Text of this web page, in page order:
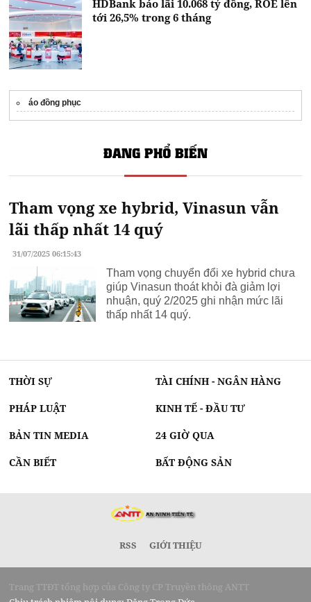
HDBank báo lãi 10.068 tỷ đồng, ROE lên
tới 26,5% trong 6 tháng
áo đồng phục
ĐANG PHỔ BIẾN
Tham vọng xe hybrid, Vinasun vẫn
lãi thấp nhất 14 quý
31/07/2025 06:15:43
Tham vọng chuyển đổi xe hybrid chưa
giúp Vinasun thoát khỏi đà giảm lợi
nhuận, quý 2/2025 ghi nhận mức lãi
thấp nhất 14 quý.
THỜI SỰ TÀI CHÍNH - NGÂN HÀNG
PHÁP LUẬT KINH TẾ - ĐẦU TƯ
BẢN TIN MEDIA 24 GIỜ QUA
CẦN BIẾT BẤT ĐỘNG SẢN
RSS GIỚI THIỆU
Trang TTĐT tổng hợp của Công ty CP Truyền thông ANTT